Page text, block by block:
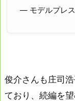
— モデルプレ
俊介さんも庄司
ており、続編を